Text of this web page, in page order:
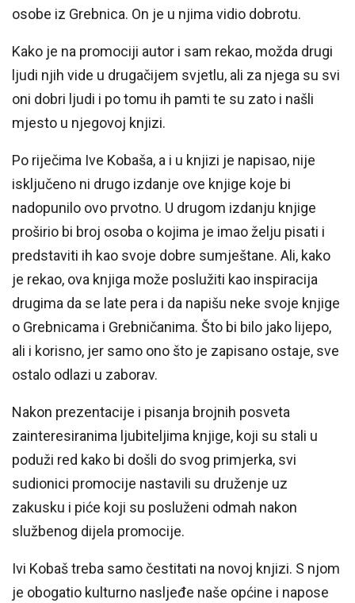
osobe iz Grebnica. On je u njima vidio dobrotu.
Kako je na promociji autor i sam rekao, možda drugi
ljudi njih vide u drugačijem svjetlu, ali za njega su svi
oni dobri ljudi i po tomu ih pamti te su zato i našli
mjesto u njegovoj knjizi.
Po riječima Ive Kobaša, a i u knjizi je napisao, nije
isključeno ni drugo izdanje ove knjige koje bi
nadopunilo ovo prvotno. U drugom izdanju knjige
proširio bi broj osoba o kojima je imao želju pisati i
predstaviti ih kao svoje dobre sumještane. Ali, kako
je rekao, ova knjiga može poslužiti kao inspiracija
drugima da se late pera i da napišu neke svoje knjige
o Grebnicama i Grebničanima. Što bi bilo jako lijepo,
ali i korisno, jer samo ono što je zapisano ostaje, sve
ostalo odlazi u zaborav.
Nakon prezentacije i pisanja brojnih posveta
zainteresiranima ljubiteljima knjige, koji su stali u
poduži red kako bi došli do svog primjerka, svi
sudionici promocije nastavili su druženje uz
zakusku i piće koji su posluženi odmah nakon
službenog dijela promocije.
Ivi Kobaš treba samo čestitati na novoj knjizi. S njom
je obogatio kulturno nasljeđe naše općine i napose